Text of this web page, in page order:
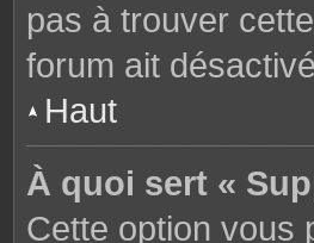
pas à trouver
forum ait
Haut
À quoi sert «
Cette option vous